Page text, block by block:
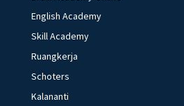
English Academy
Skill Academy
Ruangkerja
Schoters
Kalananti